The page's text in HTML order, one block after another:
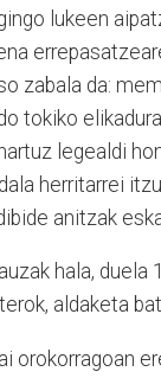
lukeen
zabala da:
tokiko
legealdi
herritarrei
anitzak
hala,
aldaketa
orokorragoan